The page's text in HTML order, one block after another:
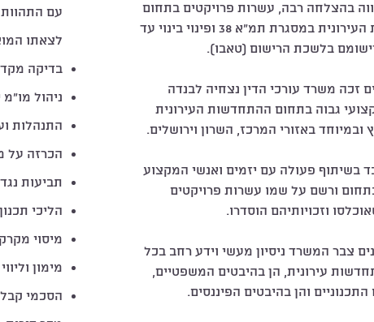
עם
לצאתו
בדיקה
ניהול
התנהלות
הכרזה על
תביעות
הליכי תכנון
מיסוי
מימון
הסכמי
בהצלחה רבה, עשרות פרויקטים בתחום
ההתחדשות העירונית במסגרת תמ"א 38 ופינוי בינוי עד
בלשכת הרישום (טאבו).
זכה משרד עורכי הדין נצחיה לבנדה
גבוה בתחום ההתחדשות העירונית
ובמיוחד באזורי המרכז, השרון וירושלים.
בשיתוף פעולה עם יזמים ואנשי המקצוע
ורשם על שמו עשרות פרויקטים
וזכויותיהם הוסדרו.
צבר המשרד ניסיון מעשי וידע רחב בכל
עירונית, הן בהיבטים המשפטיים,
והן בהיבטים הפיננסים.